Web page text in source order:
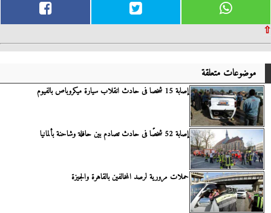
⇧
موضوعات متعلقة
إصابة 15 شخصا فى حادث انقلاب سيارة ميكروباص بالفيوم
إصابة 52 شخصًا فى حادث تصادم بين حافلة وشاحنة بألمانيا
حملات مرورية لرصد المخالفين بالقاهرة والجيزة